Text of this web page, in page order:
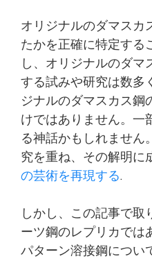
オリジナルのダマスカ
たかを正確に特定する
し、オリジナルのダマ
する試みや研究は数多
ジナルのダマスカス鋼
けではありません。一
る神話かもしれません
究を重ね、その解明に
の芸術を再現する.
しかし、この記事で取
ーツ鋼のレプリカでは
パターン溶接鋼につい